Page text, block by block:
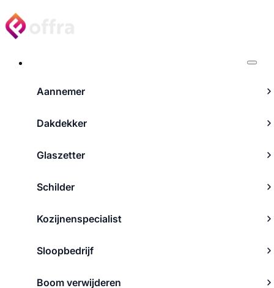
Aannemer
Dakdekker
Glaszetter
Schilder
Kozijnenspecialist
Sloopbedrijf
Boom verwijderen